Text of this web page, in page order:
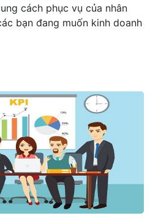
cách phục vụ của nhân
bạn đang muốn kinh doanh